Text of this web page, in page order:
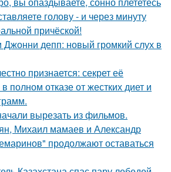
голову - и через минуту
причёской!
Джонни депп: новый громкий слух в
признается: секрет её
полном отказе от жестких диет и
вырезать из фильмов.
Михаил мамаев и Александр
продолжают оставаться